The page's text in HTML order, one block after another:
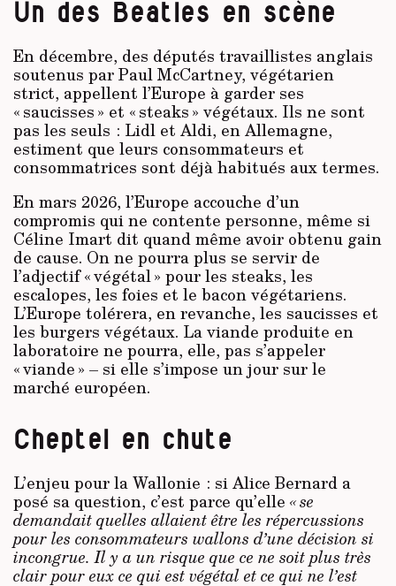
Un des Beatles en scène
En décembre, des députés travaillistes anglais
soutenus par Paul McCartney, végétarien
strict, appellent l’Europe à garder ses
« saucisses » et « steaks » végétaux. Ils ne sont
pas les seuls : Lidl et Aldi, en Allemagne,
estiment que leurs consommateurs et
consommatrices sont déjà habitués aux termes.
En mars 2026, l’Europe accouche d’un
compromis qui ne contente personne, même si
Céline Imart dit quand même avoir obtenu gain
de cause. On ne pourra plus se servir de
l’adjectif « végétal » pour les steaks, les
escalopes, les foies et le bacon végétariens.
L’Europe tolérera, en revanche, les saucisses et
les burgers végétaux. La viande produite en
laboratoire ne pourra, elle, pas s’appeler
« viande » – si elle s’impose un jour sur le
marché européen.
Cheptel en chute
L’enjeu pour la Wallonie : si Alice Bernard a
posé sa question, c’est parce qu’elle « se
demandait quelles allaient être les répercussions
pour les consommateurs wallons d’une décision si
incongrue. Il y a un risque que ce ne soit plus très
clair pour eux ce qui est végétal et ce qui ne l’est